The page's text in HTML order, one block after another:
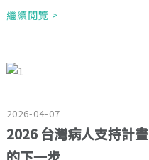
繼續閱覽 >
2026-04-07
2026 台灣病人支持計畫
的下一步